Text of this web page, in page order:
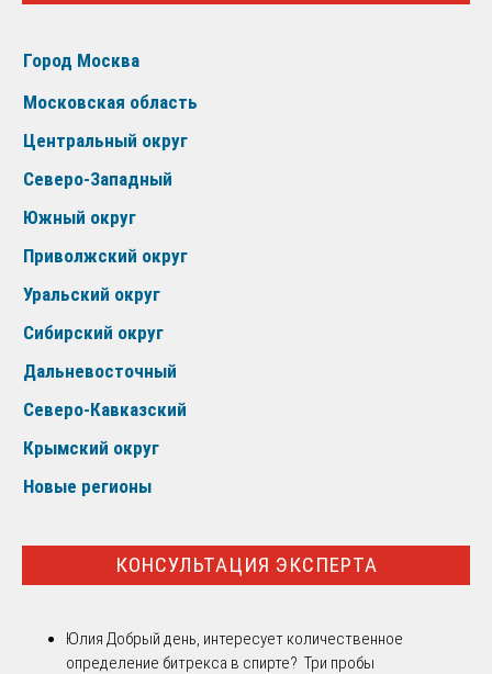
Город Москва
Московская область
Центральный округ
Северо-Западный
Южный округ
Приволжский округ
Уральский округ
Сибирский округ
Дальневосточный
Северо-Кавказский
Крымский округ
Новые регионы
КОНСУЛЬТАЦИЯ ЭКСПЕРТА
Юлия Добрый день, интересует количественное
определение битрекса в спирте? Три пробы